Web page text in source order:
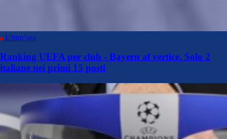
Ultim’ora
Ranking UEFA per club - Bayern al vertice. Solo 2
italiane nei primi 15 posti